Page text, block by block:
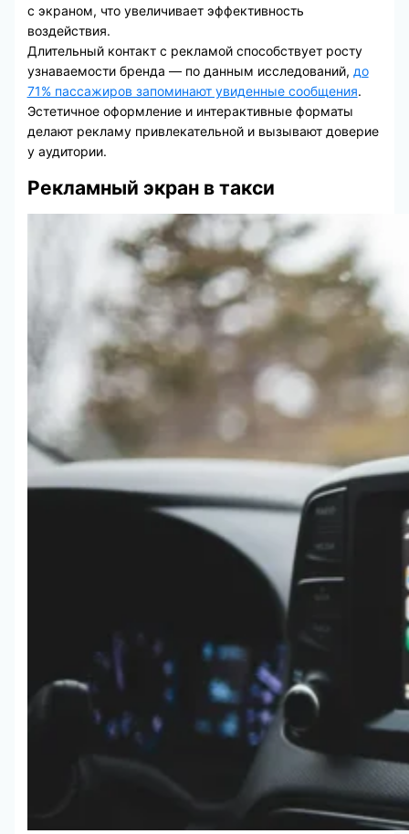
с экраном, что увеличивает эффективность
воздействия.
Длительный контакт с рекламой способствует росту
узнаваемости бренда — по данным исследований, до
71% пассажиров запоминают увиденные сообщения.
Эстетичное оформление и интерактивные форматы
делают рекламу привлекательной и вызывают доверие
у аудитории.
Рекламный экран в такси